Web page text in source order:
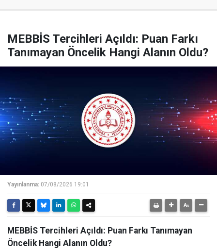
MEBBİS Tercihleri Açıldı: Puan Farkı
Tanımayan Öncelik Hangi Alanın Oldu?
Yayınlanma: 07/08/2026 19:01
MEBBİS Tercihleri Açıldı: Puan Farkı Tanımayan
Öncelik Hangi Alanın Oldu?